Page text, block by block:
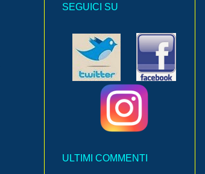
SEGUICI SU
ULTIMI COMMENTI